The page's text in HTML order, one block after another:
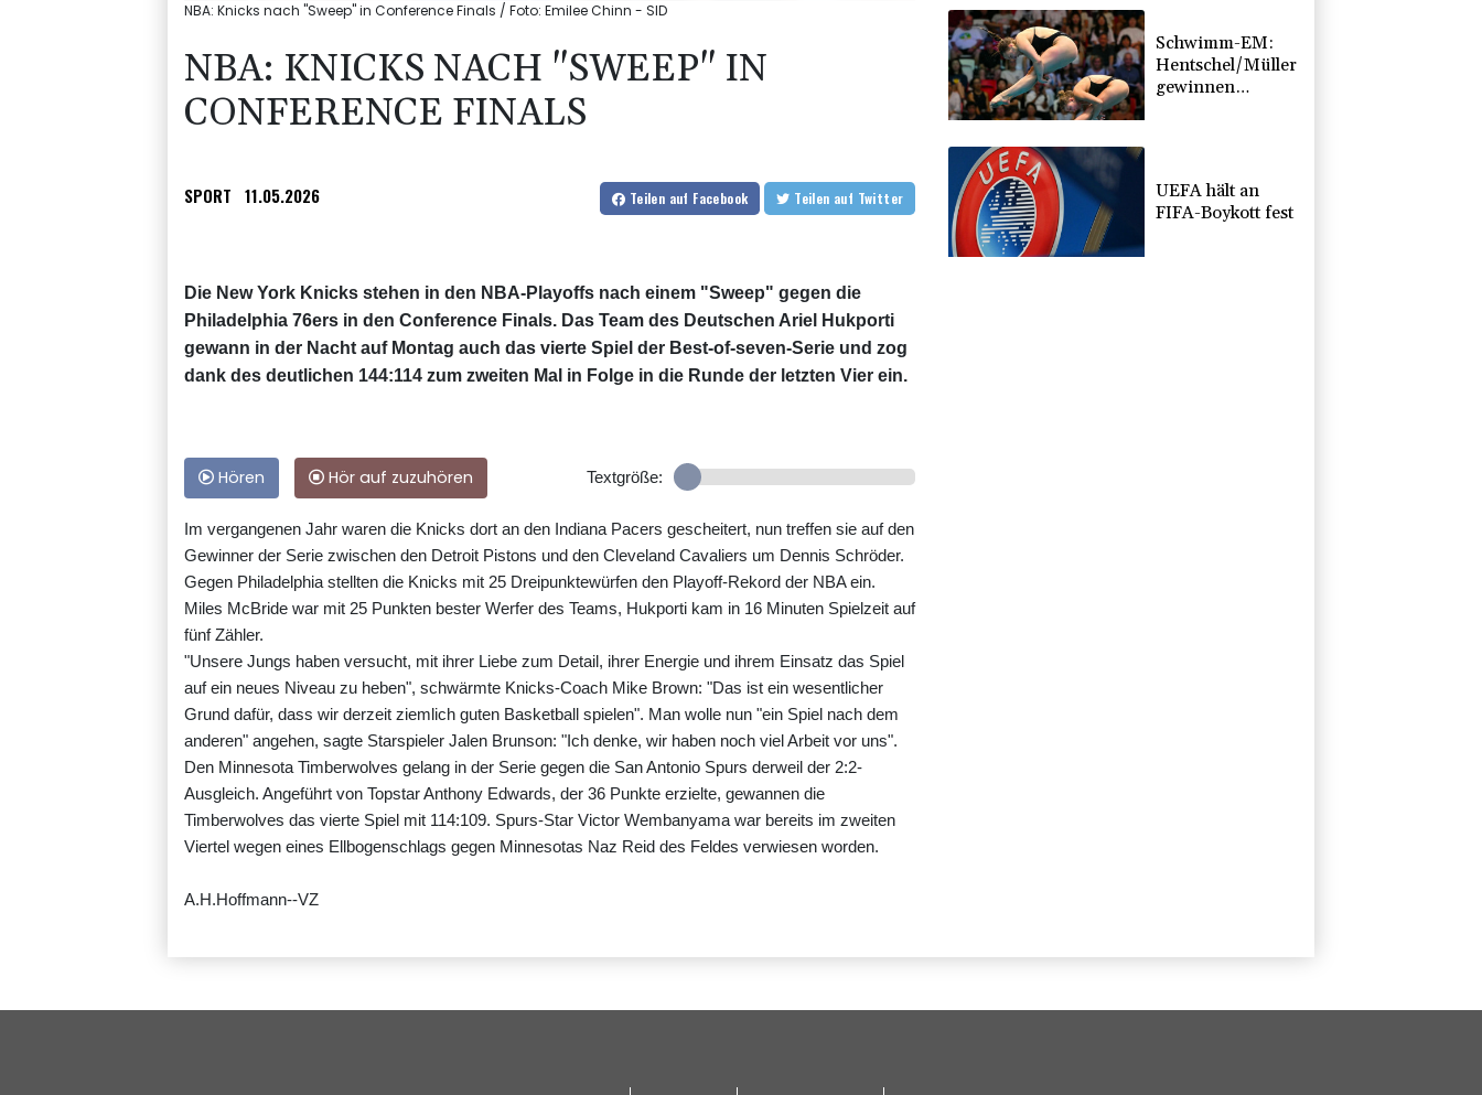
NBA: Knicks nach "Sweep" in Conference Finals / Foto: Emilee Chinn - SID
NBA: KNICKS NACH "SWEEP" IN
CONFERENCE FINALS
SPORT 11.05.2026 Teilen auf Facebook Teilen auf Twitter
Die New York Knicks stehen in den NBA-Playoffs nach einem "Sweep" gegen die
Philadelphia 76ers in den Conference Finals. Das Team des Deutschen Ariel Hukporti
gewann in der Nacht auf Montag auch das vierte Spiel der Best-of-seven-Serie und zog
dank des deutlichen 144:114 zum zweiten Mal in Folge in die Runde der letzten Vier ein.
Hören Hör auf zuzuhören Textgröße:
Im vergangenen Jahr waren die Knicks dort an den Indiana Pacers gescheitert, nun treffen sie auf den
Gewinner der Serie zwischen den Detroit Pistons und den Cleveland Cavaliers um Dennis Schröder.
Gegen Philadelphia stellten die Knicks mit 25 Dreipunktewürfen den Playoff-Rekord der NBA ein.
Miles McBride war mit 25 Punkten bester Werfer des Teams, Hukporti kam in 16 Minuten Spielzeit auf
fünf Zähler.
"Unsere Jungs haben versucht, mit ihrer Liebe zum Detail, ihrer Energie und ihrem Einsatz das Spiel
auf ein neues Niveau zu heben", schwärmte Knicks-Coach Mike Brown: "Das ist ein wesentlicher
Grund dafür, dass wir derzeit ziemlich guten Basketball spielen". Man wolle nun "ein Spiel nach dem
anderen" angehen, sagte Starspieler Jalen Brunson: "Ich denke, wir haben noch viel Arbeit vor uns".
Den Minnesota Timberwolves gelang in der Serie gegen die San Antonio Spurs derweil der 2:2-
Ausgleich. Angeführt von Topstar Anthony Edwards, der 36 Punkte erzielte, gewannen die
Timberwolves das vierte Spiel mit 114:109. Spurs-Star Victor Wembanyama war bereits im zweiten
Viertel wegen eines Ellbogenschlags gegen Minnesotas Naz Reid des Feldes verwiesen worden.
A.H.Hoffmann--VZ
Schwimm-EM:
Hentschel/Müller
gewinnen
UEFA hält an
FIFA-Boykott fest